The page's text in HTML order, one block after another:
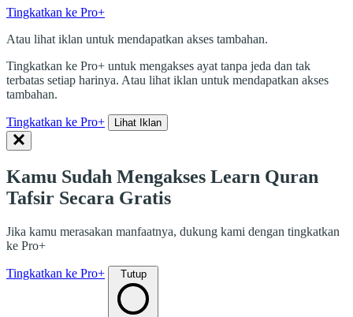
Tingkatkan ke Pro+ untuk mengakses ayat tanpa jeda dan tak
terbatas setiap harinya.
Tingkatkan ke Pro+
Atau lihat iklan untuk mendapatkan akses tambahan.
Tingkatkan ke Pro+ untuk mengakses ayat tanpa jeda dan tak
terbatas setiap harinya. Atau lihat iklan untuk mendapatkan akses
tambahan.
Tingkatkan ke Pro+ Lihat Iklan
Kamu Sudah Mengakses Learn Quran
Tafsir Secara Gratis
Jika kamu merasakan manfaatnya, dukung kami dengan tingkatkan